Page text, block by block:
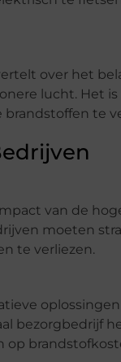
over het
lucht. Het
brandstoffen te
van de
moeten
te verliezen.
bezorgbedrijf
op